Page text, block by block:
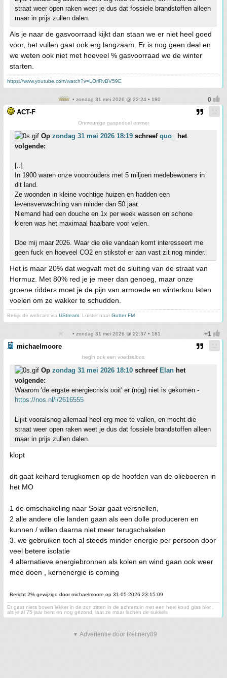
straat weer open raken weet je dus dat fossiele brandstoffen alleen
maar in prijs zullen dalen.
Als je naar de gasvoorraad kijkt dan staan we er niet heel goed
voor, het vullen gaat ook erg langzaam. Er is nog geen deal en
we weten ook niet met hoeveel % gasvoorraad we de winter
starten.
https://www.youtube.com/watch?v=LOrlRvBV59E
• zondag 31 mei 2026 @ 22:24 • 180
ACT-F
Onmeunige gaspedoal emmer
Op zondag 31 mei 2026 18:19 schreef quo_
het
volgende:
[..]
In 1900 waren onze vooorouders met 5 miljoen medebewoners in
dit land.
Ze woonden in kleine vochtige huizen en hadden een
levensverwachting van minder dan 50 jaar.
Niemand had een douche en 1x per week wassen en schone
kleren was het maximaal haalbare voor velen.
Doe mij maar 2026. Waar die olie vandaan komt interesseert me
geen fuck en hoeveel CO2 en stikstof er aan vast zit nog minder.
Het is maar 20% dat wegvalt met de sluiting van de straat van
Hormuz. Met 80% red je je meer dan genoeg, maar onze
groene ridders moet je de pijn van armoede en winterkou laten
voelen om ze wakker te schudden.
Bekijk de webcam via UStream . Luister naar Gutter FM
• zondag 31 mei 2026 @ 22:37 • 181
michaelmoore
begin ook een voedselbos
Op zondag 31 mei 2026 18:10 schreef Elan het
volgende:
Waarom 'de ergste energiecrisis ooit' er (nog) niet is gekomen -
https://nos.nl/l/2616555
Lijkt vooralsnog allemaal heel erg mee te vallen, en mocht die
straat weer open raken weet je dus dat fossiele brandstoffen alleen
maar in prijs zullen dalen.
klopt
dit gaat keihard terugkomen op de hoofden van de olieboeren in
het MO
1 de omschakeling naar Solar gaat versnellen,
2 alle andere olie landen gaan als een dolle produceren en
kunnen / willen daarna niet meer terugschakelen
3. we gebruiken toch al steeds minder energie per persoon door
veel betere isolatie
4 alternatieve energiebronnen als kolen en wind gaan ook weer
mee doen , kernenergie is coming
Bericht 2% gewijzigd door michaelmoore op 31-05-2026 23:15:09
Er gaat niets boven lekker in de zon zitten in de achtertuin met een heel koud glas bier ,
als je al 75 jaar bent en nog gezond, laat ze maar lachen de sukkels
▼ Advertentie door Refinery89